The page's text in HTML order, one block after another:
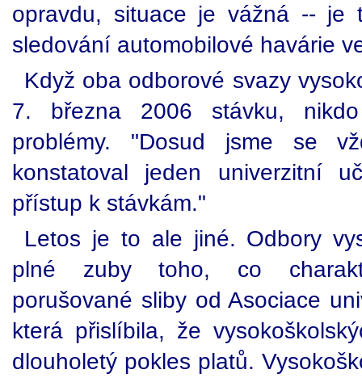
opravdu, situace je vážná -- je
sledování automobilové havárie
Když oba odborové svazy
7. března 2006 stávku,
problémy. "Dosud jsme se
konstatoval jeden univerzitní
přístup k stávkám."
Letos je to ale jiné. Odbory
plné zuby toho, co
porušované sliby od Asociace
která přislíbila, že
dlouholetý pokles platů.